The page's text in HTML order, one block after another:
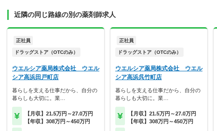
近隣の同じ路線の別の薬剤師求人
正社員
ドラッグストア（OTCのみ）
ウエルシア薬局株式会社 ウエル
シア高浜田戸町店
暮らしを支える仕事だから、自分の
暮らしも大切に。業…
【月収】21.5万円～27.0万円
【年収】308万円～450万円
正社員
ドラッグストア（OTCのみ）
ウエルシア薬局株式会社 ウエル
シア高浜呉竹町店
暮らしを支える仕事だから、自分の
暮らしも大切に。業…
【月収】21.5万円～27.0万円
【年収】308万円～450万円